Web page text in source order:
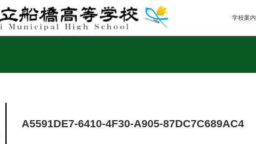
学校案内
A5591DE7-6410-4F30-A905-87DC7C689AC4